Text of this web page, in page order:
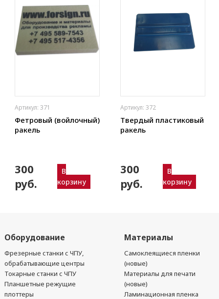
Артикул: 371
Фетровый (войлочный)
ракель
300
руб.
В
корзину
Артикул: 372
Твердый пластиковый
ракель
300
руб.
В
корзину
Оборудование
Фрезерные станки с ЧПУ,
обрабатывающие центры
Токарные станки с ЧПУ
Планшетные режущие
плоттеры
Материалы
Самоклеящиеся пленки
(новые)
Материалы для печати
(новые)
Ламинационная пленка